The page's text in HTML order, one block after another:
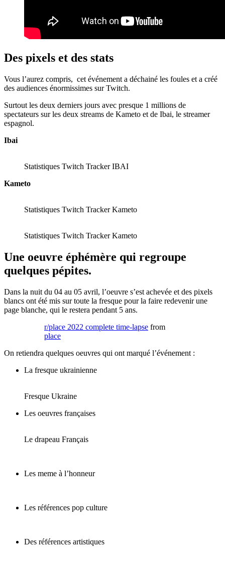
Des pixels et des stats
Vous l’aurez compris, cet événement a déchainé les foules et a créé
des audiences énormissimes sur Twitch.
Surtout les deux derniers jours avec presque 1 millions de
spectateurs sur les deux streams de Kameto et de Ibai, le streamer
espagnol.
Ibai
Statistiques Twitch Tracker IBAI
Kameto
Statistiques Twitch Tracker Kameto
Statistiques Twitch Tracker Kameto
Une oeuvre éphémère qui regroupe
quelques pépites.
Dans la nuit du 04 au 05 avril, l’oeuvre s’est achevée et des pixels
blancs ont été mis sur toute la fresque pour la faire redevenir une
page blanche, qui le restera pendant 5 ans.
r/place 2022 complete time-lapse from
place
On retiendra quelques oeuvres qui ont marqué l’événement :
La fresque ukrainienne
Fresque Ukraine
Les oeuvres françaises
Le drapeau Français
Les meme à l’honneur
Les références pop culture
Des références artistiques